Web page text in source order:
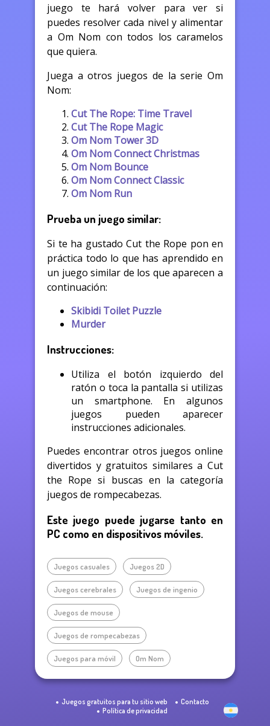
juego te hará volver para ver si
puedes resolver cada nivel y alimentar
a Om Nom con todos los caramelos
que quiera.
Juega a otros juegos de la serie Om
Nom:
Cut The Rope: Time Travel
Cut The Rope Magic
Om Nom Tower 3D
Om Nom Connect Christmas
Om Nom Bounce
Om Nom Connect Classic
Om Nom Run
Prueba un juego similar:
Si te ha gustado Cut the Rope pon en
práctica todo lo que has aprendido en
un juego similar de los que aparecen a
continuación:
Skibidi Toilet Puzzle
Murder
Instrucciones:
Utiliza el botón izquierdo del
ratón o toca la pantalla si utilizas
un smartphone. En algunos
juegos pueden aparecer
instrucciones adicionales.
Puedes encontrar otros juegos online
divertidos y gratuitos similares a Cut
the Rope si buscas en la categoría
juegos de rompecabezas.
Este juego puede jugarse tanto en
PC como en dispositivos móviles.
Juegos casuales Juegos 2D
Juegos cerebrales Juegos de ingenio
Juegos de mouse
Juegos de rompecabezas
Juegos para móvil Om Nom
Juegos gratuitos para tu sitio web
Contacto
Política de privacidad